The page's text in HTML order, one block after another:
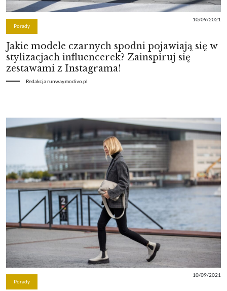
Porady
10/09/2021
Jakie modele czarnych spodni pojawiają się w
stylizacjach influencerek? Zainspiruj się
zestawami z Instagrama!
Redakcja runway.modivo.pl
Porady
10/09/2021